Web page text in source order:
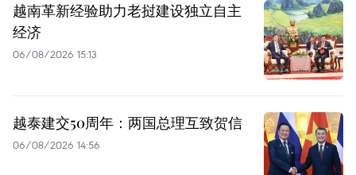
越南革新经验助力老挝建设独立自主
经济
06/08/2026 15:13
越泰建交50周年：两国总理互致贺信
06/08/2026 14:56